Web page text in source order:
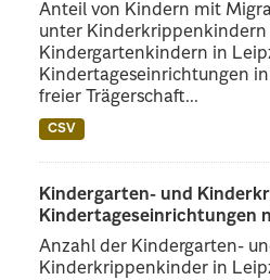
Anteil von Kindern mit
unter Kinderkrippenkindern
Kindergartenkindern in
Kindertageseinrichtungen
freier Trägerschaft...
CSV
Kindergarten- und
Kindertageseinrichtungen
Anzahl der Kindergarten-
Kinderkrippenkinder in